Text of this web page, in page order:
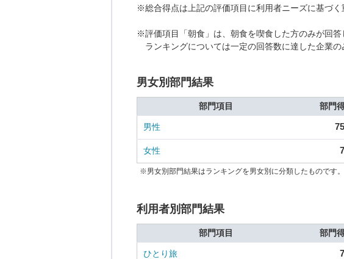
※総合得点は上記の評価項目に利用者ニーズに基づく
※評価項目「朝食」は、朝食を喫食した方のみが回答
ランキングについては一定の回答数に達した企業の
男女別部門結果
部門項目 部門
男性 75
女性
※男女別部門結果はランキングを男女別に分類したものです。
利用者別部門結果
部門項目 部門
ひとり旅